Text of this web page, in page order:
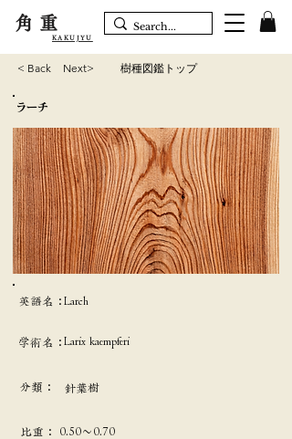
角重
KAKUJYU
< Back Next> 樹種図鑑トップ
ラーチ
英語名：Larch
学術名：Larix kaempferi
分類： 針葉樹
​比重： 0.50～0.70